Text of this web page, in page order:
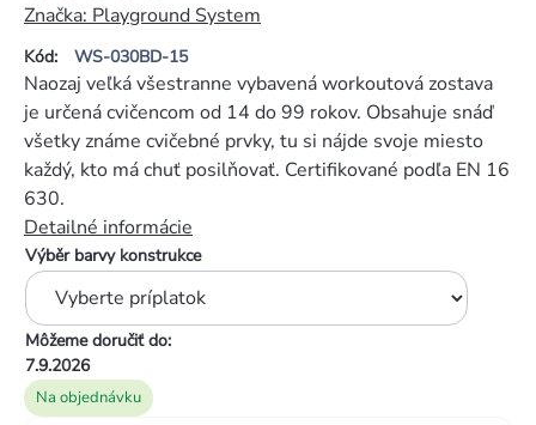
Kód: WS-030BD-15
hodnotenie
produktu
je
0,0
z
5
hviezdičiek.
Značka: Playground System
Na objednávku
Výběr barvy konstrukce
Môžeme doručiť do:
7.9.2026
Naozaj veľká všestranne vybavená workoutová zostava
je určená cvičencom od 14 do 99 rokov. Obsahuje snáď
všetky známe cvičebné prvky, tu si nájde svoje miesto
každý, kto má chuť posilňovať. Certifikované podľa EN 16
630.
Detailné informácie